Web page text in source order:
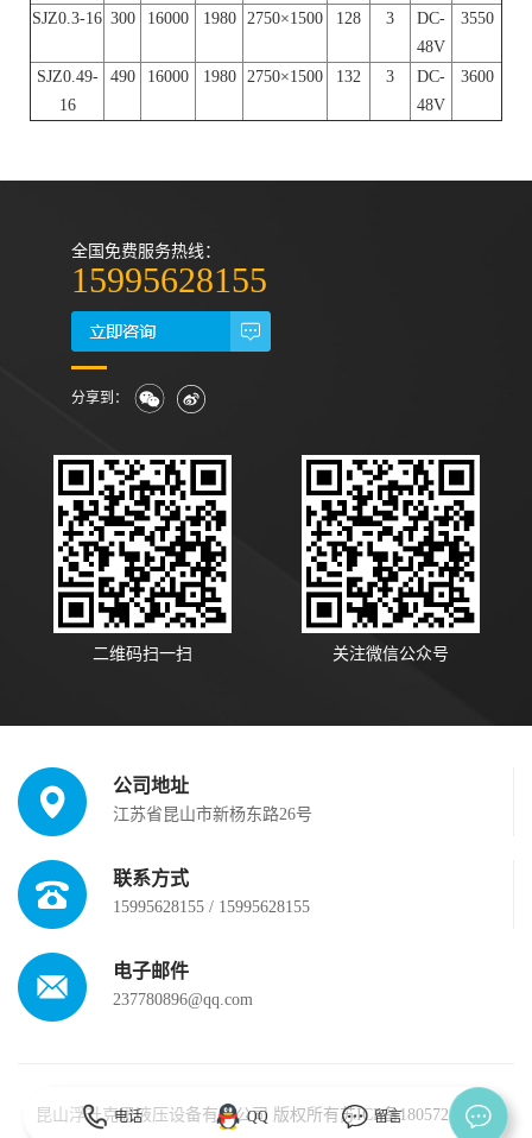
SJZ0.3-16 300 16000 1980 2750×1500 128 3
DC-
48V
3550
SJZ0.49-
16
490 16000 1980 2750×1500 132 3
DC-
48V
3600
全国免费服务热线：
15995628155
分享到：
二维码扫一扫 关注微信公众号
公司地址
江苏省昆山市新杨东路26号
联系方式
15995628155 / 15995628155
电子邮件
237780896@qq.com
昆山浮升克思液压设备有限公司 版权所有苏ICP备18057230号-1
电话 QQ 留言